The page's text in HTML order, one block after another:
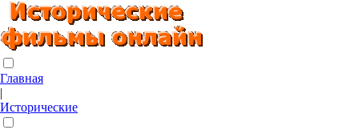
Главная
|
Исторические